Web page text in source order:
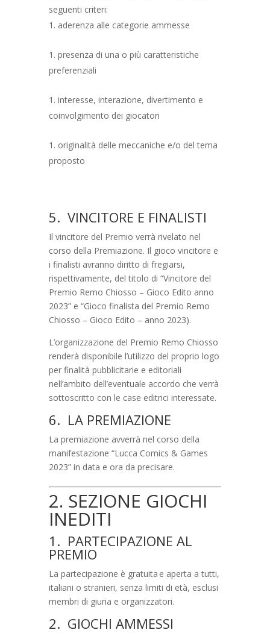
seguenti criteri:
aderenza alle categorie ammesse
presenza di una o più caratteristiche
preferenziali
interesse, interazione, divertimento e
coinvolgimento dei giocatori
originalità delle meccaniche e/o del tema
proposto
5. VINCITORE E FINALISTI
Il vincitore del Premio verrà rivelato nel
corso della Premiazione. Il gioco vincitore e
i finalisti avranno diritto di fregiarsi,
rispettivamente, del titolo di “Vincitore del
Premio Remo Chiosso – Gioco Edito anno
2023” e “Gioco finalista del Premio Remo
Chiosso – Gioco Edito – anno 2023).
L’organizzazione del Premio Remo Chiosso
renderà disponibile l’utilizzo del proprio logo
per finalità pubblicitarie e editoriali
nell’ambito dell’eventuale accordo che verrà
sottoscritto con le case editrici interessate.
6. LA PREMIAZIONE
La premiazione avverrà nel corso della
manifestazione “Lucca Comics & Games
2023” in data e ora da precisare.
2. SEZIONE GIOCHI
INEDITI
1. PARTECIPAZIONE AL
PREMIO
La partecipazione è gratuita e aperta a tutti,
italiani o stranieri, senza limiti di età, esclusi
membri di giuria e organizzatori.
2. GIOCHI AMMESSI